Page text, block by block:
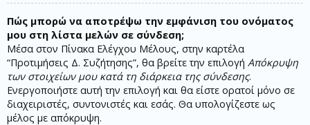
Πώς μπορώ να αποτρέψω την εμφάνιση του ονόματος
μου στη λίστα μελών σε σύνδεση;
Μέσα στον Πίνακα Ελέγχου Μέλους, στην καρτέλα
“Προτιμήσεις Δ. Συζήτησης”, θα βρείτε την επιλογή Απόκρυψη
των στοιχείων μου κατά τη διάρκεια της σύνδεσης.
Ενεργοποιήστε αυτή την επιλογή και θα είστε ορατοί μόνο σε
διαχειριστές, συντονιστές και εσάς. Θα υπολογίζεστε ως
μέλος με απόκρυψη.